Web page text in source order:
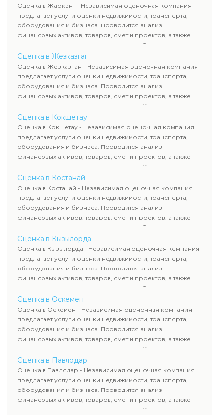
рассчитывают ущерб. Все отчеты соответствуют
требованиям законодательства и используются для
сделок, кредитования и судебных процессов.
Оценка в Жаркент - Независимая оценочная компания
предлагает услуги оценки недвижимости, транспорта,
оборудования и бизнеса. Проводится анализ
финансовых активов, товаров, смет и проектов, а также
оценка животных и недропользования. Эксперты
определяют рыночную стоимость имущества и
рассчитывают ущерб. Все отчеты соответствуют
требованиям законодательства и используются для
сделок, кредитования и судебных процессов.
Оценка в Жезказган
Оценка в Жезказган - Независимая оценочная компания
предлагает услуги оценки недвижимости, транспорта,
оборудования и бизнеса. Проводится анализ
финансовых активов, товаров, смет и проектов, а также
оценка животных и недропользования. Эксперты
определяют рыночную стоимость имущества и
рассчитывают ущерб. Все отчеты соответствуют
требованиям законодательства и используются для
сделок, кредитования и судебных процессов.
Оценка в Кокшетау
Оценка в Кокшетау - Независимая оценочная компания
предлагает услуги оценки недвижимости, транспорта,
оборудования и бизнеса. Проводится анализ
финансовых активов, товаров, смет и проектов, а также
оценка животных и недропользования. Эксперты
определяют рыночную стоимость имущества и
рассчитывают ущерб. Все отчеты соответствуют
требованиям законодательства и используются для
сделок, кредитования и судебных процессов.
Оценка в Костанай
Оценка в Костанай - Независимая оценочная компания
предлагает услуги оценки недвижимости, транспорта,
оборудования и бизнеса. Проводится анализ
финансовых активов, товаров, смет и проектов, а также
оценка животных и недропользования. Эксперты
определяют рыночную стоимость имущества и
рассчитывают ущерб. Все отчеты соответствуют
требованиям законодательства и используются для
сделок, кредитования и судебных процессов.
Оценка в Кызылорда
Оценка в Кызылорда - Независимая оценочная компания
предлагает услуги оценки недвижимости, транспорта,
оборудования и бизнеса. Проводится анализ
финансовых активов, товаров, смет и проектов, а также
оценка животных и недропользования. Эксперты
определяют рыночную стоимость имущества и
рассчитывают ущерб. Все отчеты соответствуют
требованиям законодательства и используются для
сделок, кредитования и судебных процессов.
Оценка в Оскемен
Оценка в Оскемен - Независимая оценочная компания
предлагает услуги оценки недвижимости, транспорта,
оборудования и бизнеса. Проводится анализ
финансовых активов, товаров, смет и проектов, а также
оценка животных и недропользования. Эксперты
определяют рыночную стоимость имущества и
рассчитывают ущерб. Все отчеты соответствуют
требованиям законодательства и используются для
сделок, кредитования и судебных процессов.
Оценка в Павлодар
Оценка в Павлодар - Независимая оценочная компания
предлагает услуги оценки недвижимости, транспорта,
оборудования и бизнеса. Проводится анализ
финансовых активов, товаров, смет и проектов, а также
оценка животных и недропользования. Эксперты